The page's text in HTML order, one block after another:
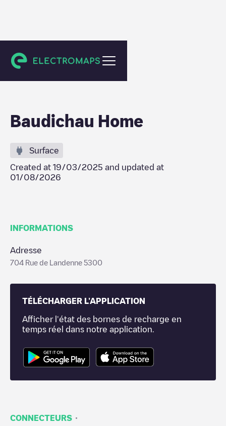
Andenne
Baudichau Home
Surface
Created at 19/03/2025 and updated at
01/08/2026
INFORMATIONS
Adresse
704 Rue de Landenne 5300
TÉLÉCHARGER L'APPLICATION
Afficher l'état des bornes de recharge en
temps réel dans notre application.
CONNECTEURS ·